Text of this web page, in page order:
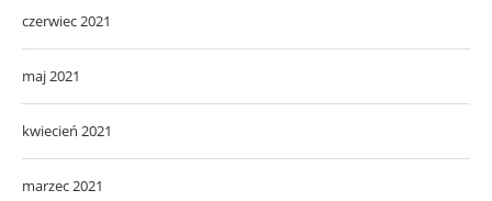
czerwiec 2021
maj 2021
kwiecień 2021
marzec 2021